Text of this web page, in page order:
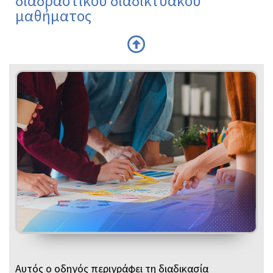
μαθήματος
Αυτός ο οδηγός περιγράφει τη διαδικασία